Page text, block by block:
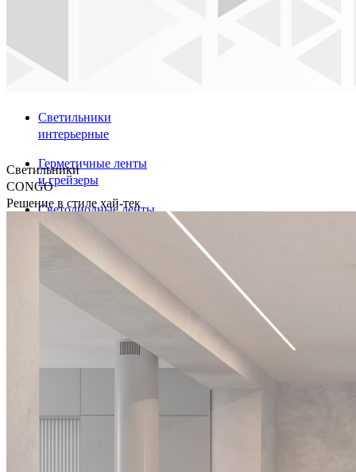
Светильники
интерьерные
Герметичные ленты
и грейзеры
Светодиодные ленты
Профили
Аварийные указатели
диммеры и Диммируемые
Светильники
CONGO
Решение в стиле хай-тек